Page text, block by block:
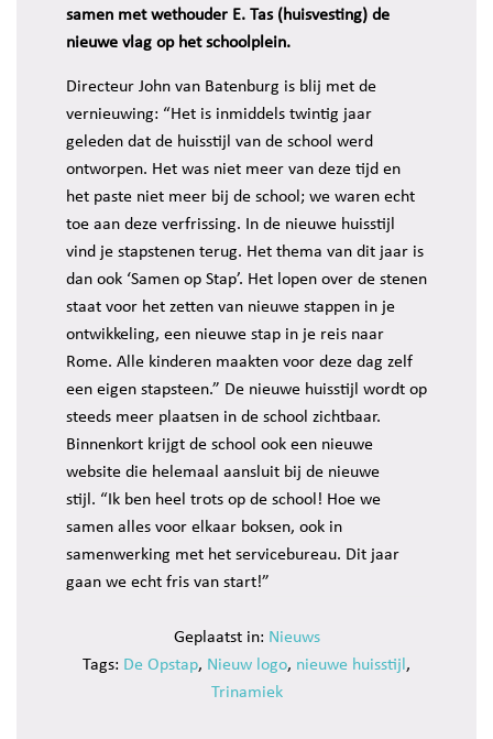
samen met wethouder E. Tas (huisvesting) de
nieuwe vlag op het schoolplein.
Directeur John van Batenburg is blij met de
vernieuwing: “Het is inmiddels twintig jaar
geleden dat de huisstijl van de school werd
ontworpen. Het was niet meer van deze tijd en
het paste niet meer bij de school; we waren echt
toe aan deze verfrissing. In de nieuwe huisstijl
vind je stapstenen terug. Het thema van dit jaar is
dan ook ‘Samen op Stap’. Het lopen over de stenen
staat voor het zetten van nieuwe stappen in je
ontwikkeling, een nieuwe stap in je reis naar
Rome. Alle kinderen maakten voor deze dag zelf
een eigen stapsteen.” De nieuwe huisstijl wordt op
steeds meer plaatsen in de school zichtbaar.
Binnenkort krijgt de school ook een nieuwe
website die helemaal aansluit bij de nieuwe
stijl. “Ik ben heel trots op de school! Hoe we
samen alles voor elkaar boksen, ook in
samenwerking met het servicebureau. Dit jaar
gaan we echt fris van start!”
Geplaatst in: Nieuws
Tags: De Opstap, Nieuw logo, nieuwe huisstijl ,
Trinamiek